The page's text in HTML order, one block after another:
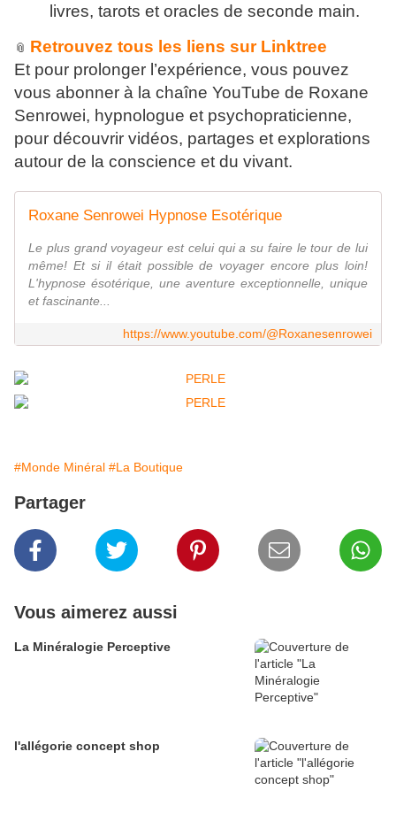
livres, tarots et oracles de seconde main.
📎 Retrouvez tous les liens sur Linktree
Et pour prolonger l’expérience, vous pouvez
vous abonner à la chaîne YouTube de Roxane
Senrowei, hypnologue et psychopraticienne,
pour découvrir vidéos, partages et explorations
autour de la conscience et du vivant.
Roxane Senrowei Hypnose Esotérique
Le plus grand voyageur est celui qui a su faire le tour de lui
même! Et si il était possible de voyager encore plus loin!
L'hypnose ésotérique, une aventure exceptionnelle, unique
et fascinante...
https://www.youtube.com/@Roxanesenrowei
#Monde Minéral #La Boutique
Partager
Vous aimerez aussi
La Minéralogie Perceptive
l'allégorie concept shop